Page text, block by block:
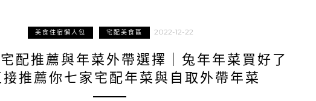
美食住宿懶人包 宅配美食區 2022-12-22
配推薦與年菜外帶選擇｜兔年年菜買好了
推薦你七家宅配年菜與自取外帶年菜